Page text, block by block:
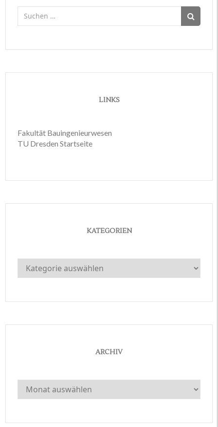
Suchen
nach:
LINKS
Fakultät Bauingenieurwesen
TU Dresden Startseite
KATEGORIEN
Kategorien
ARCHIV
Archiv